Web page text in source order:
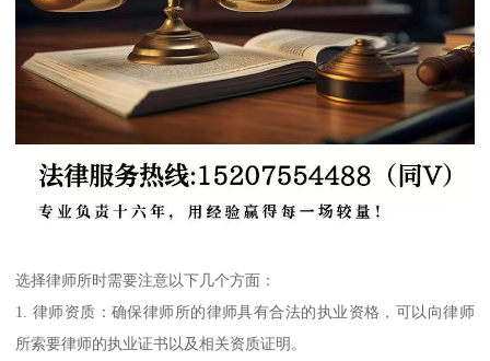
选择律师所时需要注意以下几个方面：
1. 律师资质：确保律师所的律师具有合法的执业资格，可以向律师
所索要律师的执业证书以及相关资质证明。